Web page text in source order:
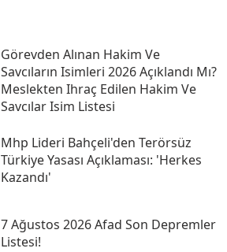
Görevden Alınan Hakim Ve
Savcıların Isimleri 2026 Açıklandı Mı?
Meslekten Ihraç Edilen Hakim Ve
Savcılar Isim Listesi
Mhp Lideri Bahçeli'den Terörsüz
Türkiye Yasası Açıklaması: 'herkes
Kazandı'
7 Ağustos 2026 Afad Son Depremler
Listesi!